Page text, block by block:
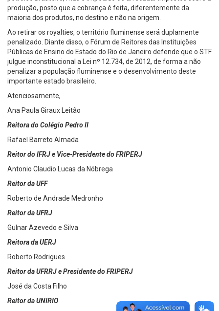
produção, posto que a cobrança é feita, diferentemente da
maioria dos produtos, no destino e não na origem.
Ao retirar os royalties, o território fluminense será duplamente
penalizado. Diante disso, o Fórum de Reitores das Instituições
Públicas de Ensino do Estado do Rio de Janeiro defende que o STF
julgue inconstitucional a Lei nº 12.734, de 2012, de forma a não
penalizar a população fluminense e o desenvolvimento deste
importante estado brasileiro.
Atenciosamente,
Ana Paula Giraux Leitão
Reitora do Colégio Pedro II
Rafael Barreto Almada
Reitor do IFRJ e Vice-Presidente do FRIPERJ
Antonio Claudio Lucas da Nóbrega
Reitor da UFF
Roberto de Andrade Medronho
Reitor da UFRJ
Gulnar Azevedo e Silva
Reitora da UERJ
Roberto Rodrigues
Reitor da UFRRJ e Presidente do FRIPERJ
José da Costa Filho
Reitor da UNIRIO